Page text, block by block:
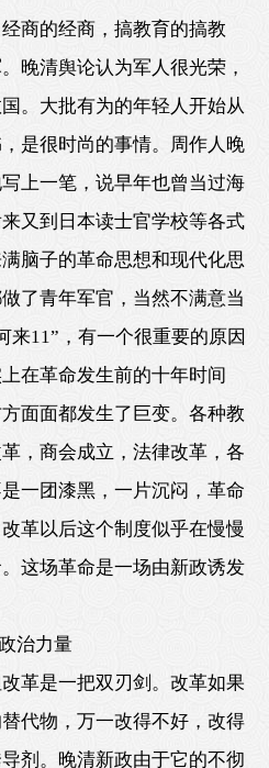
商的经商，搞教育的搞教
晚清舆论认为军人很光荣，
。大批有为的年轻人开始从
是很时尚的事情。周作人晚
上一笔，说早年也曾当过海
又到日本读士官学校等各式
脑子的革命思想和现代化思
了青年军官，当然不满意当
来11”，有一个很重要的原因
在革命发生前的十年时间
面面都发生了巨变。各种教
，商会成立，法律改革，各
一团漆黑，一片沉闷，革命
革以后这个制度似乎在慢慢
这场革命是一场由新政诱发
治力量
革是一把双刃剑。改革如果
代物，万一改得不好，改得
剂。晚清新政由于它的不彻